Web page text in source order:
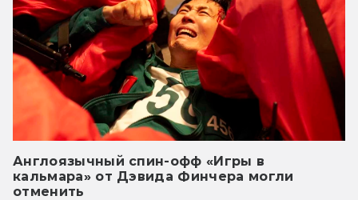
Англоязычный спин-офф «Игры в
кальмара» от Дэвида Финчера могли
отменить